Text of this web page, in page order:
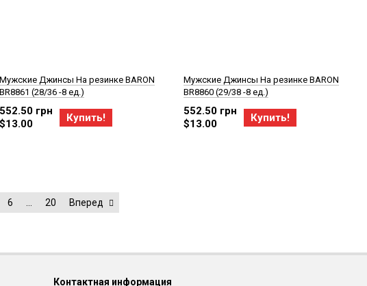
Мужские Джинсы На резинке BARON
BR8861 (28/36 -8 ед.)
552.50 грн
$13.00
Купить!
Мужские Джинсы На резинке BARON
BR8860 (29/38 -8 ед.)
552.50 грн
$13.00
Купить!
6 20 Вперед
Контактная информация